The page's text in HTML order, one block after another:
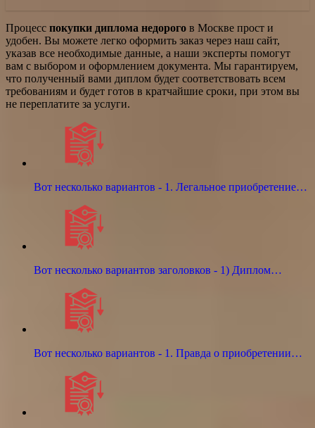
Процесс покупки диплома недорого в Москве прост и
удобен. Вы можете легко оформить заказ через наш сайт,
указав все необходимые данные, а наши эксперты помогут
вам с выбором и оформлением документа. Мы гарантируем,
что полученный вами диплом будет соответствовать всем
требованиям и будет готов в кратчайшие сроки, при этом вы
не переплатите за услуги.
Вот несколько вариантов - 1. Легальное приобретение…
Вот несколько вариантов заголовков - 1) Диплом…
Вот несколько вариантов - 1. Правда о приобретении…